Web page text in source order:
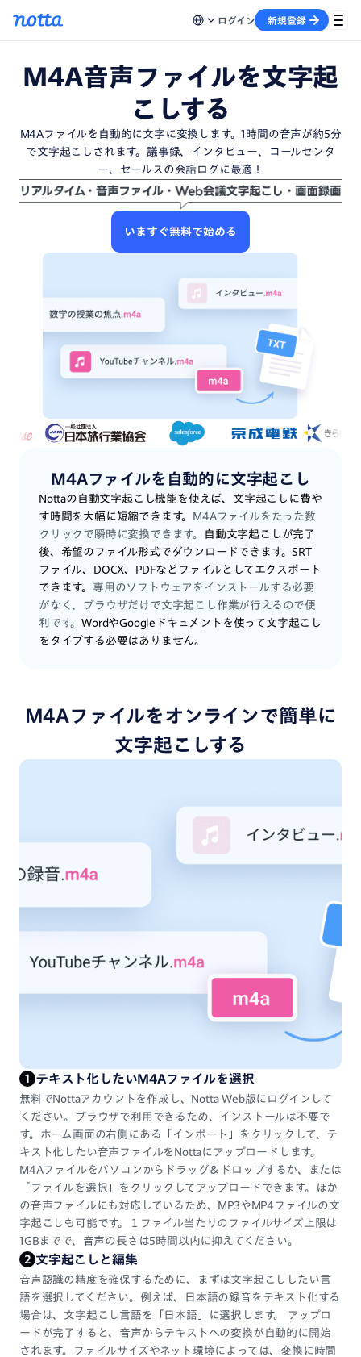
ログイン 新規登録
M4A音声ファイルを文字起
こしする
M4Aファイルを自動的に文字に変換します。1時間の音声が約5分
で文字起こしされます。議事録、インタビュー、コールセンタ
ー、セールスの会話ログに最適！
いますぐ無料で始める
M4Aファイルを自動的に文字起こし
Nottaの自動文字起こし機能を使えば、文字起こしに費や
す時間を大幅に短縮できます。
M4Aファイルをたった数
クリックで瞬時に変換できます。
自動文字起こしが完了
後、希望のファイル形式でダウンロードできます。SRT
ファイル、DOCX、PDFなどファイルとしてエクスポート
できます。 専用のソフトウェアをインストールする必要
がなく、ブラウザだけで文字起こし作業が行えるので便
利です。WordやGoogleドキュメントを使って文字起こし
をタイプする必要はありません。
M4Aファイルをオンラインで簡単に
文字起こしする
1 テキスト化したいM4Aファイルを選択
無料でNottaアカウントを作成し、Notta Web版にログインして
ください。ブラウザで利用できるため、インストールは不要で
す。ホーム画面の右側にある「インポート」をクリックして、テ
キスト化したい音声ファイルをNottaにアップロードします。
M4Aファイルをパソコンからドラッグ＆ドロップするか、または
「ファイルを選択」をクリックしてアップロードできます。ほか
の音声ファイルにも対応しているため、MP3やMP4ファイルの文
字起こしも可能です。１ファイル当たりのファイルサイズ上限は
1GBまでで、音声の長さは5時間以内に抑えてください。
2 文字起こしと編集
音声認識の精度を確保するために、まずは文字起こししたい言
語を選択してください。例えば、日本語の録音をテキスト化する
場合は、文字起こし言語を「日本語」に選択します。 アップロ
ードが完了すると、音声からテキストへの変換が自動的に開始
されます。ファイルサイズやネット環境によっては、変換に時間